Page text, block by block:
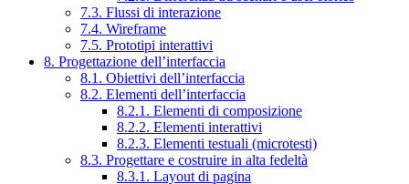
7.3. Flussi di interazione
7.4. Wireframe
7.5. Prototipi interattivi
8. Progettazione dell’interfaccia
8.1. Obiettivi dell’interfaccia
8.2. Elementi dell’interfaccia
8.2.1. Elementi di composizione
8.2.2. Elementi interattivi
8.2.3. Elementi testuali (microtesti)
8.3. Progettare e costruire in alta fedeltà
8.3.1. Layout di pagina